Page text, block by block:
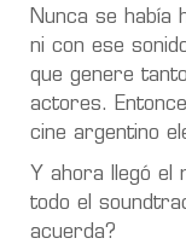
Nunca se había
ni con ese
que genere
actores.
cine argentino
Y ahora llegó el
todo el
acuerda?